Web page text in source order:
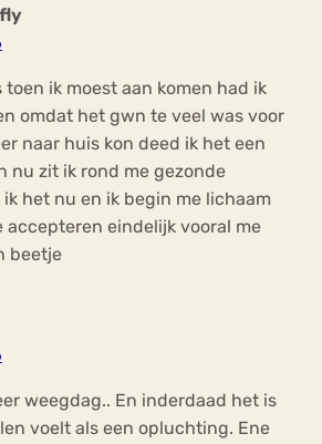
ik moest aan komen had ik
omdat het gwn te veel was voor
naar huis kon deed ik het een
nu zit ik rond me gezonde
het nu en ik begin me lichaam
accepteren eindelijk vooral me
beetje
weegdag.. En inderdaad het is
voelt als een opluchting. Ene